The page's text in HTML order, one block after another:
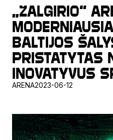
„Žalgirio“
Baltijos
pristatytas
inovatyvus
ARENA2023-06-12